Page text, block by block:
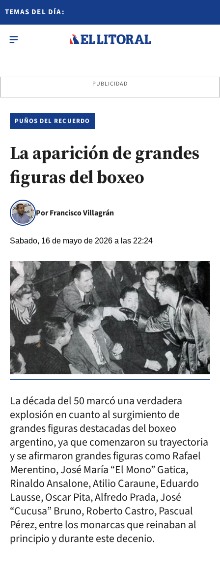
TEMAS DEL DÍA:
PUBLICIDAD
PUÑOS DEL RECUERDO
La aparición de grandes
figuras del boxeo
Por Francisco Villagrán
Sabado, 16 de mayo de 2026 a las 22:24
La década del 50 marcó una verdadera
explosión en cuanto al surgimiento de
grandes figuras destacadas del boxeo
argentino, ya que comenzaron su trayectoria
y se afirmaron grandes figuras como Rafael
Merentino, José María “El Mono” Gatica,
Rinaldo Ansalone, Atilio Caraune, Eduardo
Lausse, Oscar Pita, Alfredo Prada, José
“Cucusa” Bruno, Roberto Castro, Pascual
Pérez, entre los monarcas que reinaban al
principio y durante este decenio.